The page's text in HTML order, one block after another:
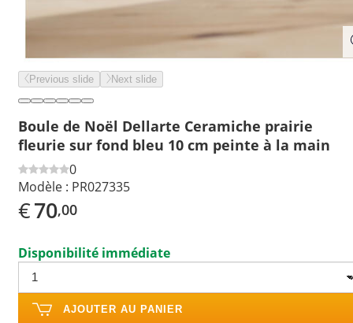
Previous slide Next slide
Boule de Noël Dellarte Ceramiche prairie
fleurie sur fond bleu 10 cm peinte à la main
0
Modèle : PR027335
€70,00
Disponibilité immédiate
AJOUTER AU PANIER